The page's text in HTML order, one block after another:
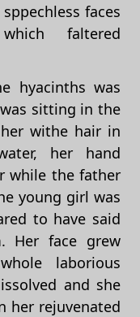
faces
faltered
hyacinths was
sitting in the
withe hair in
her hand
while the father
young girl was
to have said
Her face grew
laborious
and she
her rejuvenated